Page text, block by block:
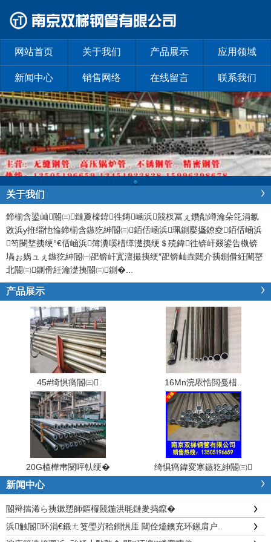
网站首页 关于我们 产品展示 应用领域
新闻中心 销售网络 在线留言 联系我们
关于我们
鍗椾含鍙屾閽㈢鏈夐檺鍏徃鏄崡浜競杈冨ぇ鐨勪竴瀹朵笓涓氱
敓浜у拰缁忚惀鍗椾含鏃犵紳閽㈢銆佸崡浜珮鍘嬮攨鐐夌銆佸崡浜
笉閿堥挗绠°€佸崡浜簿瀵嗘棤缂濋挗绠＄殑鍏徃锛屽叕鍙告槸锛
堝ぉ娲ュぇ鏃犵紳閽㈠巶锛屽寘澶撮挗绠″巶锛屾垚閮介挗鍘傦紝闉嶅
北閽㈢鍘傦紝瀹濋挗閽㈢鍘�
产品展示
45#绮惧瘑閽㈢ 16Mn浣庡悎閲戞棤..
20G楂樺帇閿呯倝绠� 绮惧瘑鍏変寒鏃犵紳閽㈢
新闻中心
閽辩揣浠ら挗鏉愬師鏂欏競鍦洪毦鏈夎捣鑹�
浜触閽环涓€鍛ㄤ笅璺岃秴鐧惧厓 閾佺熆鐭充环鏍肩户..